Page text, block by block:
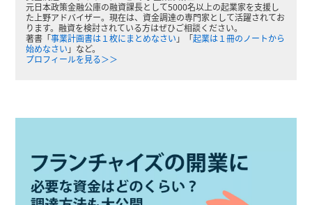
元日本政策金融公庫の融資課長として5000名以上の起業家を支援し
た上野アドバイザー。現在は、資金調達の専門家として活躍されてお
ります。融資を検討されている方はぜひご相談ください。
著書「事業計画書は１枚にまとめなさい 」「起業は１冊のノートから
始めなさい 」など。
プロフィールを見る＞＞